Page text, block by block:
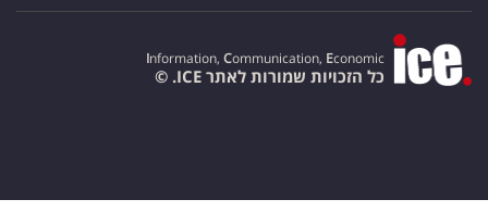
Information, Communication, Economic
כל הזכויות שמורות לאתר ICE. ©